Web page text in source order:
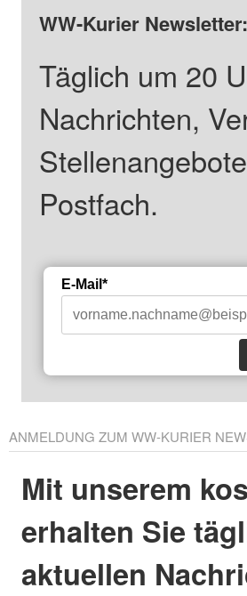
WW-Kurier
Täglich um 20
Nachrichten,
Postfach.
E-Mail*
ANMELDUNG ZUM WW-KURIER
Mit unserem
erhalten Sie
aktuellen